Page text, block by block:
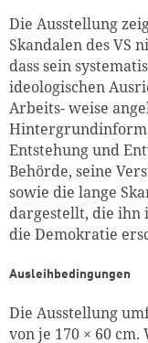
Die Ausstellung
Skandalen des VS
dass sein
ideologischen
Arbeits- weise
Entstehung und
Behörde, seine
sowie die lange
dargestellt, die ihn
die Demokratie
Ausleihbedingungen
Die Ausstellung
von je 170 × 60